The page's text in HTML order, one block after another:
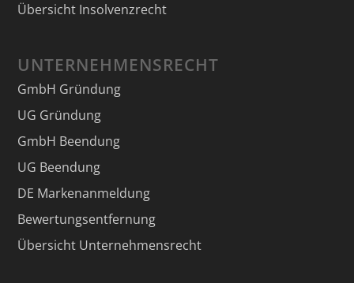
Übersicht Insolvenzrecht
UNTERNEHMENSRECHT
GmbH Gründung
UG Gründung
GmbH Beendung
UG Beendung
DE Markenanmeldung
Bewertungsentfernung
Übersicht Unternehmensrecht